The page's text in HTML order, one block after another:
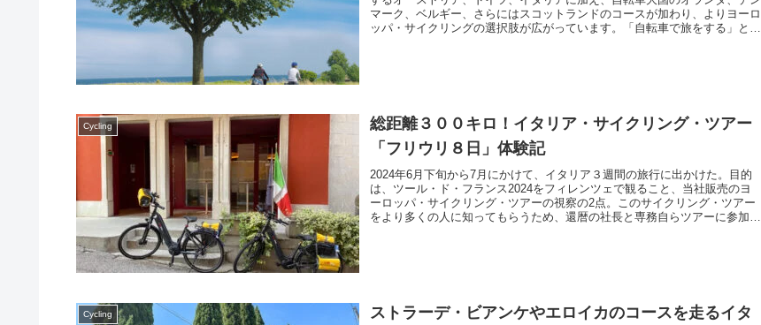
マーク、ベルギー、さらにはスコットランドのコースが加わり、よりヨーロ
ッパ・サイクリングの選択肢が広がっています。「自転車で旅をする」とい
Cycling
総距離３００キロ！イタリア・サイクリング・ツアー
「フリウリ８日」体験記
2024年6月下旬から7月にかけて、イタリア３週間の旅行に出かけた。目的
は、ツール・ド・フランス2024をフィレンツェで観ること、当社販売のヨ
ーロッパ・サイクリング・ツアーの視察の2点。このサイクリング・ツアー
をより多くの人に知ってもらうため、還暦の社長と専務自らツアーに参加
Cycling
ストラーデ・ビアンケやエロイカのコースを走るイタ